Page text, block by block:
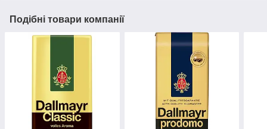
Подібні товари компанії